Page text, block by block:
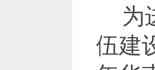
为
伍建